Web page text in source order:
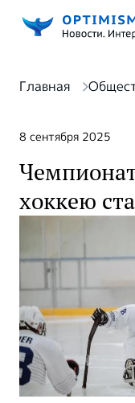
Главная
8 сентября 2025
хоккею